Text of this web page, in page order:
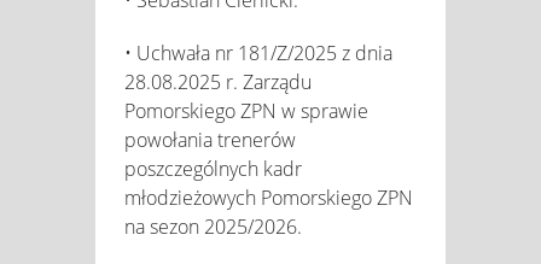
• Uchwała nr 181/Z/2025 z dnia
28.08.2025 r. Zarządu
Pomorskiego ZPN w sprawie
powołania trenerów
poszczególnych kadr
młodzieżowych Pomorskiego ZPN
na sezon 2025/2026.